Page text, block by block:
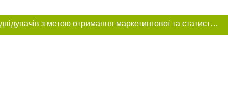
Цей сайт використовує «cookies». Також веб-сайт використовує інтернет-сервіс для збору технічних даних стосовно відвідувачів з метою отримання маркетингової та статистичної інформації. Умови обробки даних відвідувачів сайту див.